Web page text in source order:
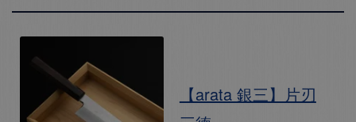
【arata 銀三】片刃